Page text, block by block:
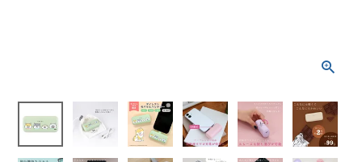
モチーフから探す
キャラクターから探す